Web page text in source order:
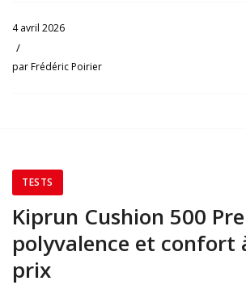
4 avril 2026
/
parFrédéric Poirier
TESTS
Kiprun Cushion 500
polyvalence et confort
prix